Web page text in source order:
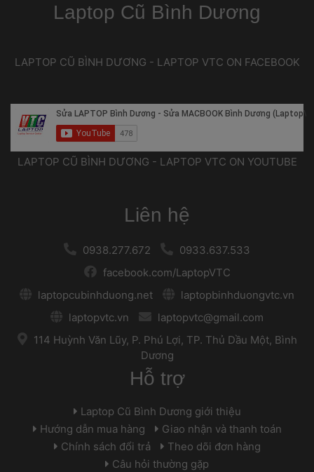
Laptop Cũ Bình Dương
LAPTOP CŨ BÌNH DƯƠNG - LAPTOP VTC ON FACEBOOK
LAPTOP CŨ BÌNH DƯƠNG - LAPTOP VTC ON YOUTUBE
Liên hệ
0938.277.672
0933.637.533
facebook.com/LaptopVTC
laptopcubinhduong.net
laptopbinhduongvtc.vn
laptopvtc.vn
laptopvtc@gmail.com
114 Huỳnh Văn Lũy, P. Phú Lợi, TP. Thủ Dầu Một, Bình
Dương
Hỗ trợ
Laptop Cũ Bình Dương giới thiệu
Hướng dẫn mua hàng
Giao nhận và thanh toán
Chính sách đổi trả
Theo dõi đơn hàng
Câu hỏi thường gặp